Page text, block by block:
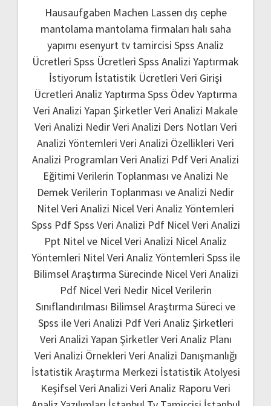
Hausaufgaben Machen Lassen dış cephe
mantolama mantolama firmaları halı saha
yapımı esenyurt tv tamircisi Spss Analiz
Ücretleri Spss Ücretleri Spss Analizi Yaptırmak
İstiyorum İstatistik Ücretleri Veri Girişi
Ücretleri Analiz Yaptırma Spss Ödev Yaptırma
Veri Analizi Yapan ŞirketlerVeri Analizi Makale
Veri Analizi NedirVeri Analizi Ders Notları Veri
Analizi Yöntemleri Veri Analizi Özellikleri Veri
Analizi Programları Veri Analizi PdfVeri Analizi
Eğitimi Verilerin Toplanması ve Analizi Ne
Demek Verilerin Toplanması ve Analizi Nedir
Nitel Veri Analizi Nicel Veri Analiz Yöntemleri
Spss PdfSpss Veri Analizi Pdf Nicel Veri Analizi
Ppt Nitel ve Nicel Veri Analizi Nicel Analiz
Yöntemleri Nitel Veri Analiz Yöntemleri Spss ile
Bilimsel Araştırma Sürecinde Nicel Veri Analizi
Pdf Nicel Veri Nedir Nicel Verilerin
Sınıflandırılması Bilimsel Araştırma Süreci ve
Spss ile Veri Analizi PdfVeri Analiz Şirketleri
Veri Analizi Yapan ŞirketlerVeri Analiz Planı
Veri Analizi Örnekleri Veri Analizi Danışmanlığı
İstatistik Araştırma Merkezi İstatistik Atolyesi
Keşifsel Veri Analizi Veri Analiz Raporu Veri